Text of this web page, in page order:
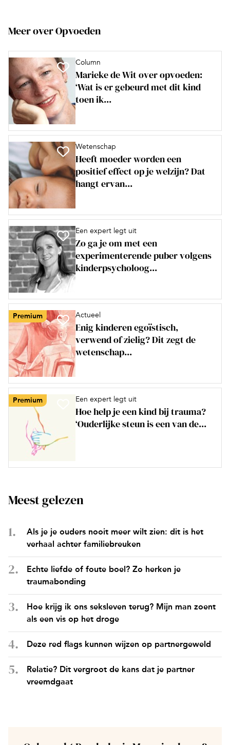
Meer over Opvoeden
Column
Marieke de Wit over opvoeden:
‘Wat is er gebeurd met dit kind
toen ik...
Wetenschap
Heeft moeder worden een
positief effect op je welzijn? Dat
hangt ervan...
Een expert legt uit
Zo ga je om met een
experimenterende puber volgens
kinderpsycholoog...
Premium Actueel
Enig kinderen egoïstisch,
verwend of zielig? Dit zegt de
wetenschap...
Premium Een expert legt uit
Hoe help je een kind bij trauma?
‘Ouderlijke steun is een van de...
Meest gelezen
Als je je ouders nooit meer wilt zien: dit is het
verhaal achter familiebreuken
Echte liefde of foute boel? Zo herken je
traumabonding
Hoe krijg ik ons seksleven terug? Mijn man zoent
als een vis op het droge
Deze red flags kunnen wijzen op partnergeweld
Relatie? Dit vergroot de kans dat je partner
vreemdgaat